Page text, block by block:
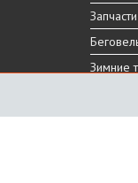
Зимние